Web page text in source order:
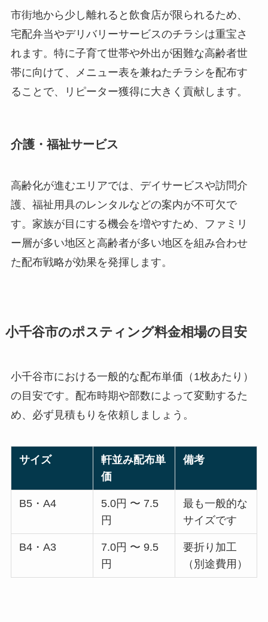
市街地から少し離れると飲食店が限られるため、
宅配弁当やデリバリーサービスのチラシは重宝さ
れます。特に子育て世帯や外出が困難な高齢者世
帯に向けて、メニュー表を兼ねたチラシを配布す
ることで、リピーター獲得に大きく貢献します。
介護・福祉サービス
高齢化が進むエリアでは、デイサービスや訪問介
護、福祉用具のレンタルなどの案内が不可欠で
す。家族が目にする機会を増やすため、ファミリ
ー層が多い地区と高齢者が多い地区を組み合わせ
た配布戦略が効果を発揮します。
小千谷市のポスティング料金相場の目安
小千谷市における一般的な配布単価（1枚あたり）
の目安です。配布時期や部数によって変動するた
め、必ず見積もりを依頼しましょう。
サイズ
軒並み配布単
価
備考
B5・A4
5.0円 〜 7.5
円
最も一般的な
サイズです
B4・A3
7.0円 〜 9.5
円
要折り加工
（別途費用）